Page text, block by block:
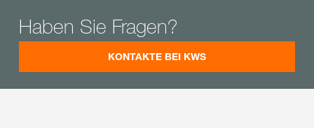
Haben Sie Fragen?
KONTAKTE BEI KWS